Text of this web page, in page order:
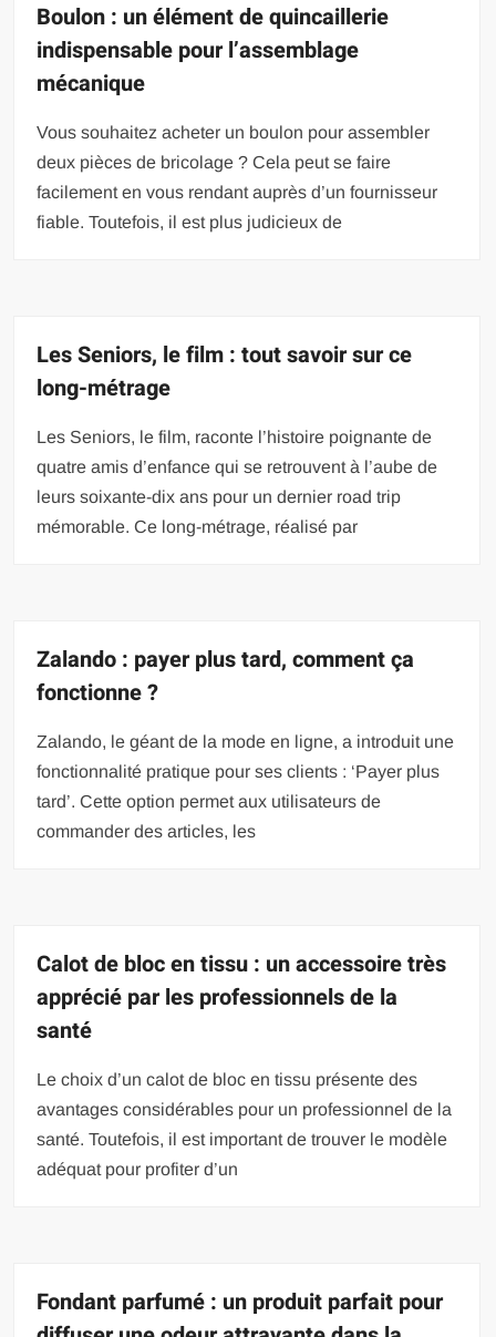
Boulon : un élément de quincaillerie
indispensable pour l’assemblage
mécanique
Vous souhaitez acheter un boulon pour assembler
deux pièces de bricolage ? Cela peut se faire
facilement en vous rendant auprès d’un fournisseur
fiable. Toutefois, il est plus judicieux de
Les Seniors, le film : tout savoir sur ce
long-métrage
Les Seniors, le film, raconte l’histoire poignante de
quatre amis d’enfance qui se retrouvent à l’aube de
leurs soixante-dix ans pour un dernier road trip
mémorable. Ce long-métrage, réalisé par
Zalando : payer plus tard, comment ça
fonctionne ?
Zalando, le géant de la mode en ligne, a introduit une
fonctionnalité pratique pour ses clients : ‘Payer plus
tard’. Cette option permet aux utilisateurs de
commander des articles, les
Calot de bloc en tissu : un accessoire très
apprécié par les professionnels de la
santé
Le choix d’un calot de bloc en tissu présente des
avantages considérables pour un professionnel de la
santé. Toutefois, il est important de trouver le modèle
adéquat pour profiter d’un
Fondant parfumé : un produit parfait pour